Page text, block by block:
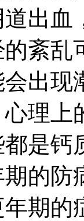
出血
紊乱
出
理上
是钙
的防
期